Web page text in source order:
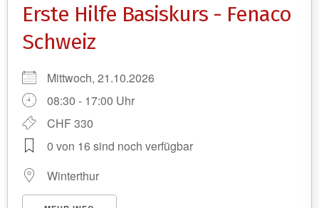
Erste Hilfe Basiskurs - Fenaco
Schweiz
Mittwoch, 21.10.2026
08:30 - 17:00 Uhr
CHF 330
0 von 16 sind noch verfügbar
Winterthur